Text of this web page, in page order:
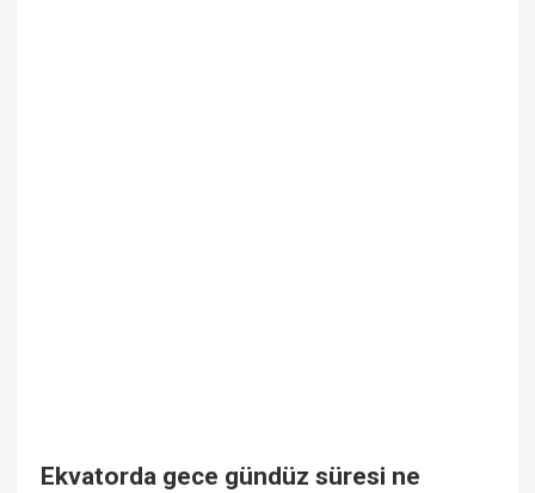
Ekvatorda gece gündüz süresi ne